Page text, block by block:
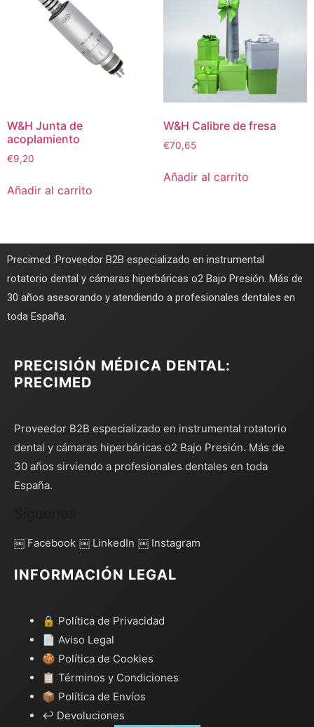
W&H Junta de
acoplamiento
€9,20
Añadir al carrito
W&H Calibre de fresa
€70,65
Añadir al carrito
Precimed :Proveedor B2B especializado en instrumental
rotatorio dental y cámaras hiperbáricas o2 Bajo Presión. Más de
30 años asesorando y atendiendo a profesionales dentales en
toda España.
PRECISIÓN MÉDICA DENTAL:
PRECIMED
Proveedor B2B especializado en instrumental rotatorio
dental y cámaras hiperbáricas o2 Bajo Presión. Más de
30 años sirviendo a profesionales dentales en toda
España.
￼ Facebook ￼ LinkedIn ￼ Instagram
INFORMACIÓN LEGAL
🔒 Política de Privacidad
📄 Aviso Legal
🍪 Política de Cookies
📋 Términos y Condiciones
📦 Política de Envíos
↩️ Devoluciones